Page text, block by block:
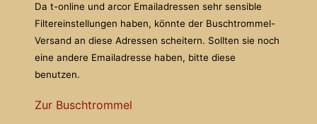
Da t-online und arcor Emailadressen sehr sensible
Filtereinstellungen haben, könnte der Buschtrommel-
Versand an diese Adressen scheitern. Sollten sie noch
eine andere Emailadresse haben, bitte diese
benutzen.
Zur Buschtrommel